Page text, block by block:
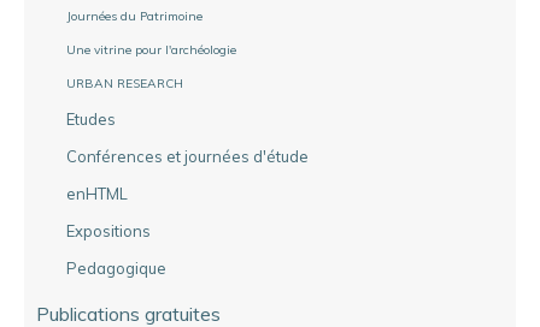
Journées du Patrimoine
Une vitrine pour l'archéologie
URBAN RESEARCH
Etudes
Conférences et journées d'étude
enHTML
Expositions
Pedagogique
Publications gratuites